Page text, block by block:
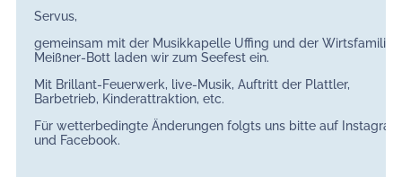
Servus,
gemeinsam mit der Musikkapelle Uffing und der Wirtsfamilie
Meißner-Bott laden wir zum Seefest ein.
Mit Brillant-Feuerwerk, live-Musik, Auftritt der Plattler,
Barbetrieb, Kinderattraktion, etc.
Für wetterbedingte Änderungen folgts uns bitte auf Instagram
und Facebook.